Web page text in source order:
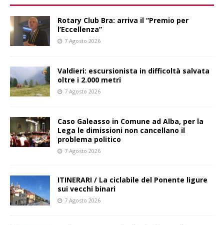
Rotary Club Bra: arriva il “Premio per
l’Eccellenza”
7 Agosto 2026
Valdieri: escursionista in difficoltà salvata
oltre i 2.000 metri
7 Agosto 2026
Caso Galeasso in Comune ad Alba, per la
Lega le dimissioni non cancellano il
problema politico
7 Agosto 2026
ITINERARI / La ciclabile del Ponente ligure
sui vecchi binari
7 Agosto 2026